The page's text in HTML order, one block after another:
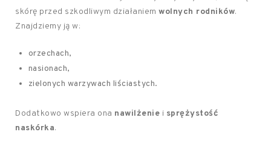
skórę przed szkodliwym działaniem wolnych rodników.
Znajdziemy ją w:
orzechach,
nasionach,
zielonych warzywach liściastych.
Dodatkowo wspiera ona nawilżenie i sprężystość
naskórka.